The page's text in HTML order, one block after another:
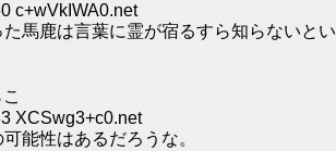
c+wVkIWA0.net
馬鹿は言葉に霊が宿るすら知らないとい
XCSwg3+c0.net
能性はあるだろうな。